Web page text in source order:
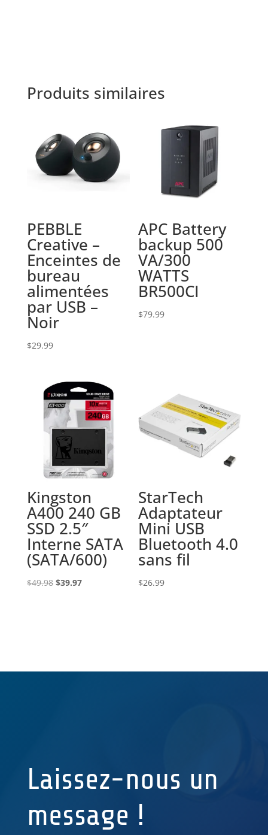
Produits similaires
PEBBLE
Creative –
Enceintes de
bureau
alimentées
par USB –
Noir
$29.99
APC Battery
backup 500
VA/300
WATTS
BR500CI
$79.99
Kingston
A400 240 GB
SSD 2.5″
Interne SATA
(SATA/600)
$49.98 Le
$39.97Le
StarTech
Adaptateur
Mini USB
Bluetooth 4.0
sans fil
$26.99
Laissez-nous un
message !